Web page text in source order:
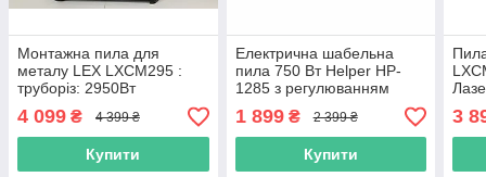
Монтажна пила для
металу LEX LXCM295 :
труборіз: 2950Вт
4 099 ₴ 4 399 ₴
Купити
Електрична шабельна
пила 750 Вт Helper HP-
1285 з регулюванням
швидкості та поворотною
ручкою для дерева
демонтажу і садових робіт
1 899₴ 2 399 ₴
Купити
3